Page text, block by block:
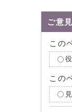
ご意
この
この